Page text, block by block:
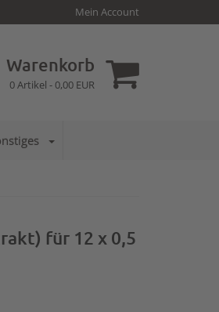
Mein Account
Warenkorb
0Artikel - 0,00 EUR
für 12 x 0,5